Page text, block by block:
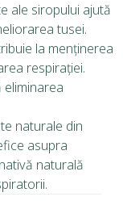
ale siropului ajută
tusei.
la menținerea
respirației.
eliminarea
naturale din
asupra
naturală